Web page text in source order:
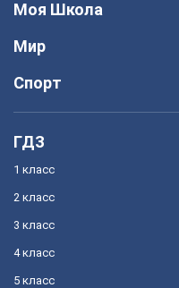
Моя Школа
Мир
Спорт
ГДЗ
1 класс
2 класс
3 класс
4 класс
5 класс